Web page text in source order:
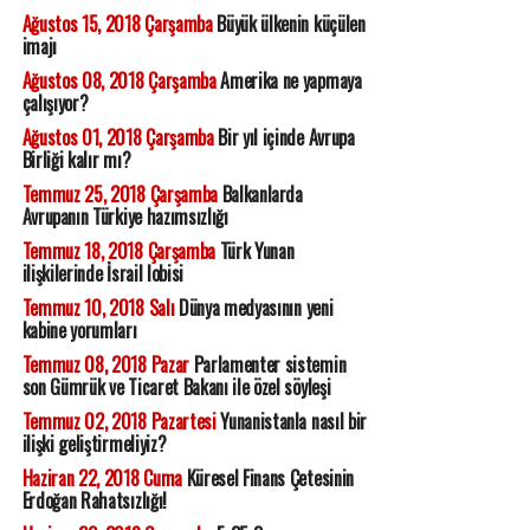
Ağustos 15, 2018 ÇarşambaBüyük ülkenin küçülen
imajı
Ağustos 08, 2018 ÇarşambaAmerika ne yapmaya
çalışıyor?
Ağustos 01, 2018 ÇarşambaBir yıl içinde Avrupa
Birliği kalır mı?
Temmuz 25, 2018 ÇarşambaBalkanlarda
Avrupanın Türkiye hazımsızlığı
Temmuz 18, 2018 ÇarşambaTürk Yunan
ilişkilerinde İsrail lobisi
Temmuz 10, 2018 SalıDünya medyasının yeni
kabine yorumları
Temmuz 08, 2018 PazarParlamenter sistemin
son Gümrük ve Ticaret Bakanı ile özel söyleşi
Temmuz 02, 2018 PazartesiYunanistanla nasıl bir
ilişki geliştirmeliyiz?
Haziran 22, 2018 CumaKüresel Finans Çetesinin
Erdoğan Rahatsızlığı!